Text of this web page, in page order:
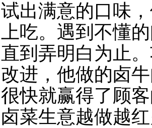
出满意的口味
吃。遇到不懂
到弄明白为止
进，他做的卤
快就赢得了顾
菜生意越做越